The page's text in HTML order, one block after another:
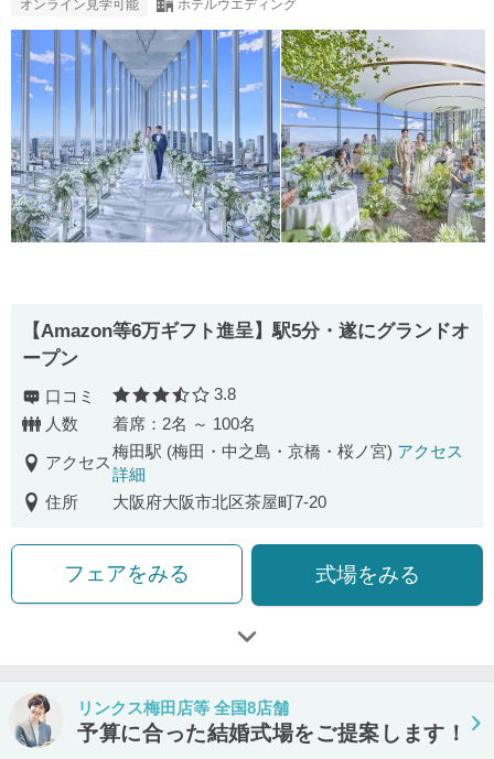
オンライン見学可能 ホテルウエディング
【Amazon等6万ギフト進呈】駅5分・遂にグランドオ
ープン
口コミ 口コミ評価
3.8
人数
着席：2名 ～ 100名
アクセス
梅田駅 (梅田・中之島・京橋・桜ノ宮) アクセス
詳細
住所
大阪府大阪市北区茶屋町7-20
フェアをみる 式場をみる
リンクス梅田店等 全国8店舗
予算に合った結婚式場をご提案します！